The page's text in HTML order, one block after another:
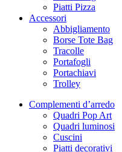
Piatti Pizza
Accessori
Abbigliamento
Borse Tote Bag
Tracolle
Portafogli
Portachiavi
Trolley
Complementi d’arredo
Quadri Pop Art
Quadri luminosi
Cuscini
Piatti decorativi